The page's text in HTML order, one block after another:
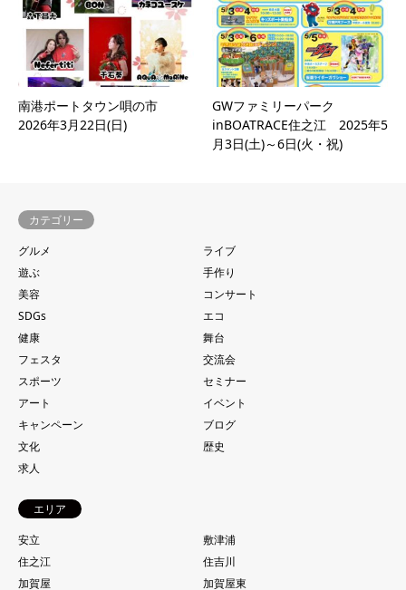
南港ポートタウン唄の市
2026年3月22日(日)
GWファミリーパーク
inBOATRACE住之江 2025年5
月3日(土)～6日(火・祝)
カテゴリー
グルメ
ライブ
遊ぶ
手作り
美容
コンサート
SDGs
エコ
健康
舞台
フェスタ
交流会
スポーツ
セミナー
アート
イベント
キャンペーン
ブログ
文化
歴史
求人
エリア
安立
敷津浦
住之江
住吉川
加賀屋
加賀屋東